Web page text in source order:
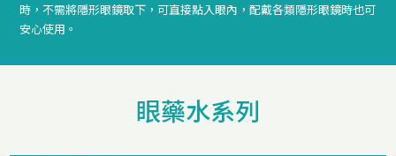
時，不需將隱形眼鏡取下，可直接點入眼內，配戴各類隱形眼鏡時也可
安心使用。
眼藥水系列